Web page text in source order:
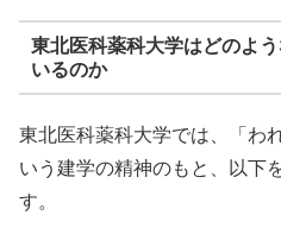
東北医科薬科大学はどのよ
いるのか
東北医科薬科大学では、「わ
いう建学の精神のもと、以下
す。